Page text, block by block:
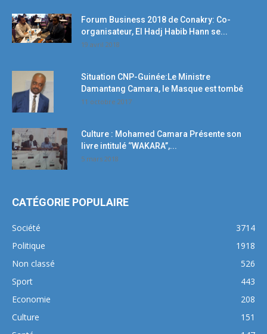
Forum Business 2018 de Conakry: Co-
organisateur, El Hadj Habib Hann se...
19 avril 2018
Situation CNP-Guinée:Le Ministre
Damantang Camara, le Masque est tombé
11 octobre 2017
Culture : Mohamed Camara Présente son
livre intitulé ‘’WAKARA’’,...
5 mars 2018
CATÉGORIE POPULAIRE
Société
3714
Politique
1918
Non classé
526
Sport
443
Economie
208
Culture
151